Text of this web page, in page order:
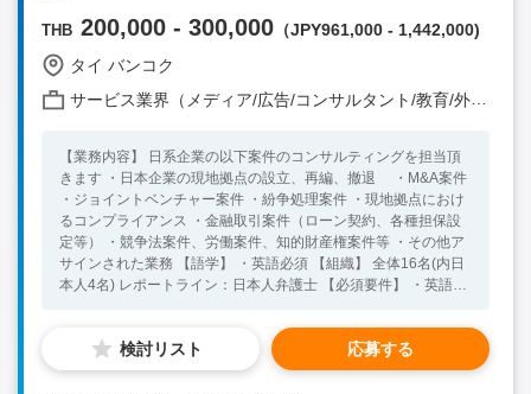
THB 200,000 - 300,000 （JPY961,000 - 1,442,000)
タイ バンコク
サービス業界（メディア/広告/コンサルタント/教育/外食/飲食/美容/娯楽/士業 他）
【業務内容】 日系企業の以下案件のコンサルティングを担当頂
きます ・日本企業の現地拠点の設立、再編、撤退 ・M&A案件
・ジョイントベンチャー案件 ・紛争処理案件 ・現地拠点におけ
るコンプライアンス ・金融取引案件（ローン契約、各種担保設
定等） ・競争法案件、労働案件、知的財産権案件等 ・その他ア
サインされた業務 【語学】 ・英語必須 【組織】 全体16名(内日
本人4名) レポートライン：日本人弁護士 【必須要件】 ・英語ビ
方は応募不可） 【歓迎要件】 ・法律事務所での勤務経験
検討リスト 応募する